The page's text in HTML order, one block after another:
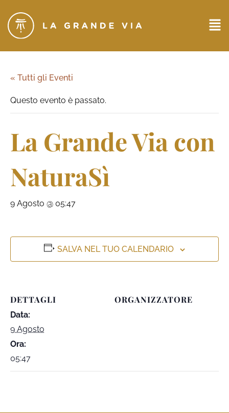
« Tutti gli Eventi
Questo evento è passato.
La Grande Via con
NaturaSì
9 Agosto @ 05:47
SALVA NEL TUO CALENDARIO
DETTAGLI
Data:
9 Agosto
Ora:
05:47
ORGANIZZATORE